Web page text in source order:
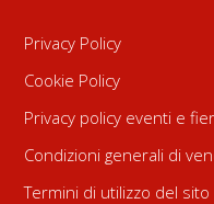
Privacy Policy
Cookie Policy
Privacy policy eventi e
Condizioni generali di
Termini di utilizzo del sito